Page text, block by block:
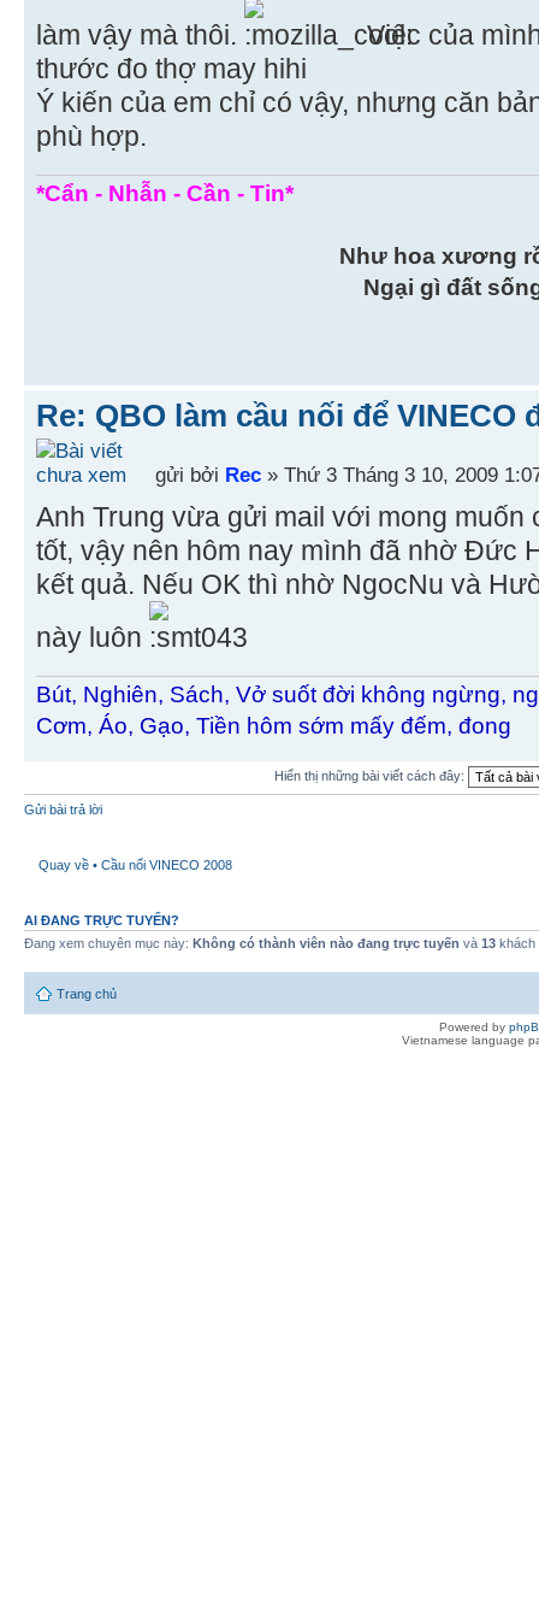
làm vậy mà thôi.
Việc của
thước đo thợ may hihi
Ý kiến của em chỉ có vậy, nhưng căn
phù hợp.
*Cẩn - Nhẫn - Cần - Tin*
Như hoa xương
Ngại gì đất
Re: QBO làm cầu nối để VINECO
gửi bởi Rec » Thứ 3 Tháng 3 10, 2009
Anh Trung vừa gửi mail với mong muốn
tốt, vậy nên hôm nay mình đã nhờ Đức
kết quả. Nếu OK thì nhờ NgocNu và
này luôn
Bút, Nghiên, Sách, Vở suốt đời không ngừng,
Cơm, Áo, Gạo, Tiền hôm sớm mấy đếm, đong
Hiển thị những bài viết cách đây:
Gửi bài trả lời
Quay về • Cầu nối VINECO 2008
AI ĐANG TRỰC TUYẾN?
Đang xem chuyên mục này: Không có thành viên nào đang trực tuyến và 13 khách
Trang chủ
Powered by
Vietnamese language